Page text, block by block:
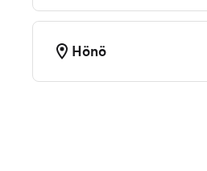
Hönö